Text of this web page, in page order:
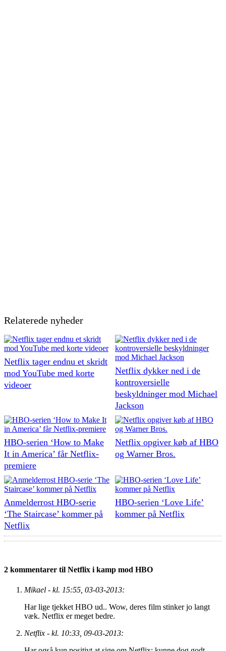
Relaterede nyheder
Netflix tager endnu et skridt
mod YouTube med korte
videoer
Netflix dykker ned i de
kontroversielle
beskyldninger mod Michael
Jackson
HBO-serien ‘How to Make
It in America’ får Netflix-
premiere
Netflix opgiver køb af HBO
og Warner Bros.
Anmelderrost HBO-serie
‘The Staircase’ kommer på
Netflix
HBO-serien ‘Love Life’
kommer på Netflix
2 kommentarer til Netflix i kamp mod HBO
Mikael - kl. 15:55, 03-03-2013:
Har lige tjekket HBO ud.. Wow, deres film stinker jo langt
væk. Netflix er meget bedre.
Netflix - kl. 10:33, 09-03-2013: